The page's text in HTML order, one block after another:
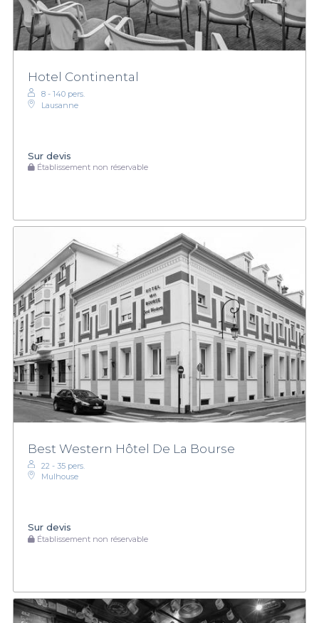
Hotel Continental
8 - 140 pers.
Lausanne
Sur devis
Établissement non réservable
Best Western Hôtel De La Bourse
22 - 35 pers.
Mulhouse
Sur devis
Établissement non réservable